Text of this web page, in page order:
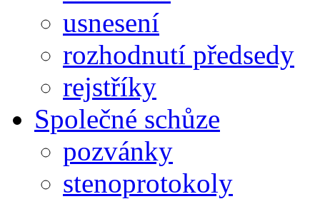
usnesení
rozhodnutí předsedy
rejstříky
Společné schůze
pozvánky
stenoprotokoly